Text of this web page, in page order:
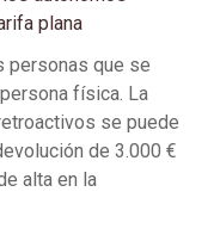
personas que se
física. La
se puede
de 3.000 €
alta en la